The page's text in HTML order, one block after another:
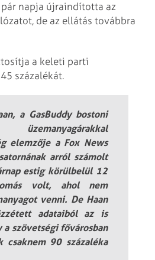
napja újraindította az
de az ellátás továbbra
a keleti parti
százalékát.
a GasBuddy bostoni
elemzője a Fox News
arról számolt
estig körülbelül 12
volt, ahol nem
venni. De Haan
adataiból az is
szövetségi fővárosban
csaknem 90 százaléka